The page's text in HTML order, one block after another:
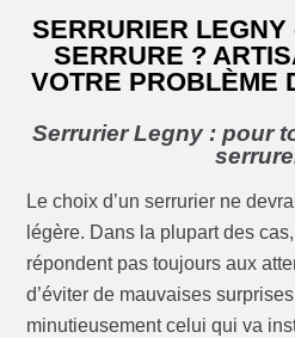
SERRURIER
SERRURE ?
VOTRE PROBLÈME
Serrurier Legny : pour
Le choix d’un serrurier ne
légère. Dans la plupart des
répondent pas toujours aux
d’éviter de mauvaises
minutieusement celui qui va